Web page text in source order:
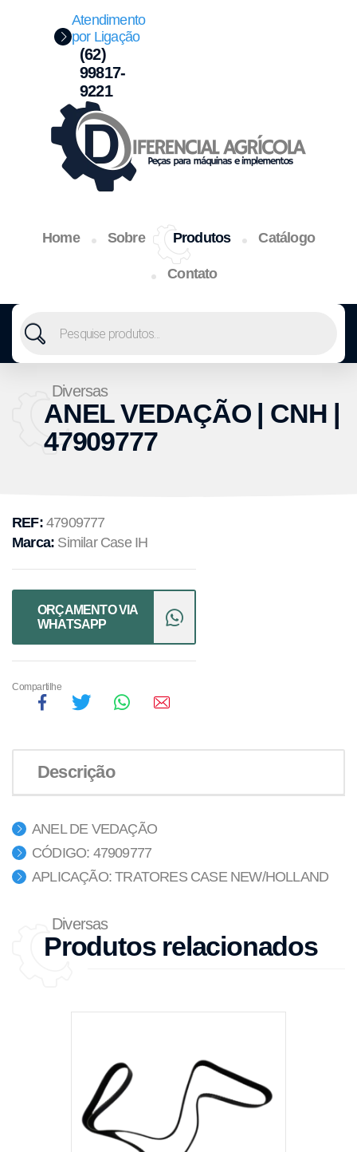
Home Sobre Produtos Catálogo
Contato
Atendimento
por Ligação
(62)
99817-
9221
Diversas
ANEL VEDAÇÃO | CNH |
47909777
REF: 47909777
Marca: Similar Case IH
ORÇAMENTO VIA
WHATSAPP
Compartilhe
Descrição
ANEL DE VEDAÇÃO
CÓDIGO: 47909777
APLICAÇÃO: TRATORES CASE NEW/HOLLAND
Diversas
Produtos relacionados